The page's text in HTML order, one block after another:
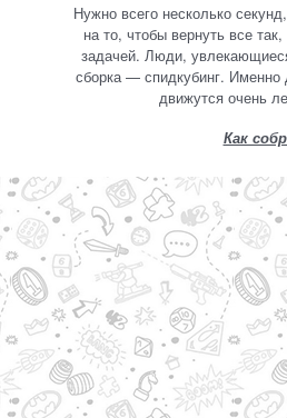
Нужно всего несколько
на то, чтобы вернуть все
задачей. Люди,
сборка — спидкубинг. Именно
движутся очень
Как